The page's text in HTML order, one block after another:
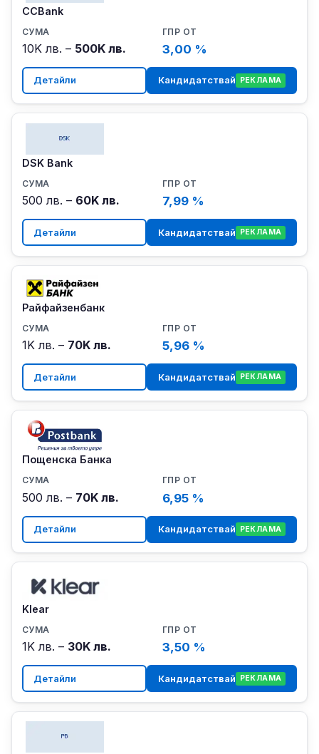
CCBank
10K лв. – 500K лв. 3,00 %
Детайли Кандидатствай РЕКЛАМА
DSK Bank
500 лв. – 60K лв. 7,99 %
Детайли Кандидатствай РЕКЛАМА
Райфайзенбанк
1K лв. – 70K лв. 5,96 %
Детайли Кандидатствай РЕКЛАМА
Пощенска Банка
500 лв. – 70K лв. 6,95 %
Детайли Кандидатствай РЕКЛАМА
Klear
1K лв. – 30K лв. 3,50 %
Детайли Кандидатствай РЕКЛАМА